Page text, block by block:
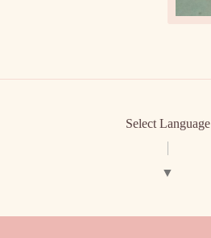
Select Language
▼